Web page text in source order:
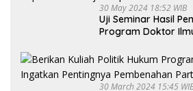
30 May 2024 18:52 WIB
Uji Seminar Hasil
Program Doktor
Senjata Api
30 March 2024 15:45